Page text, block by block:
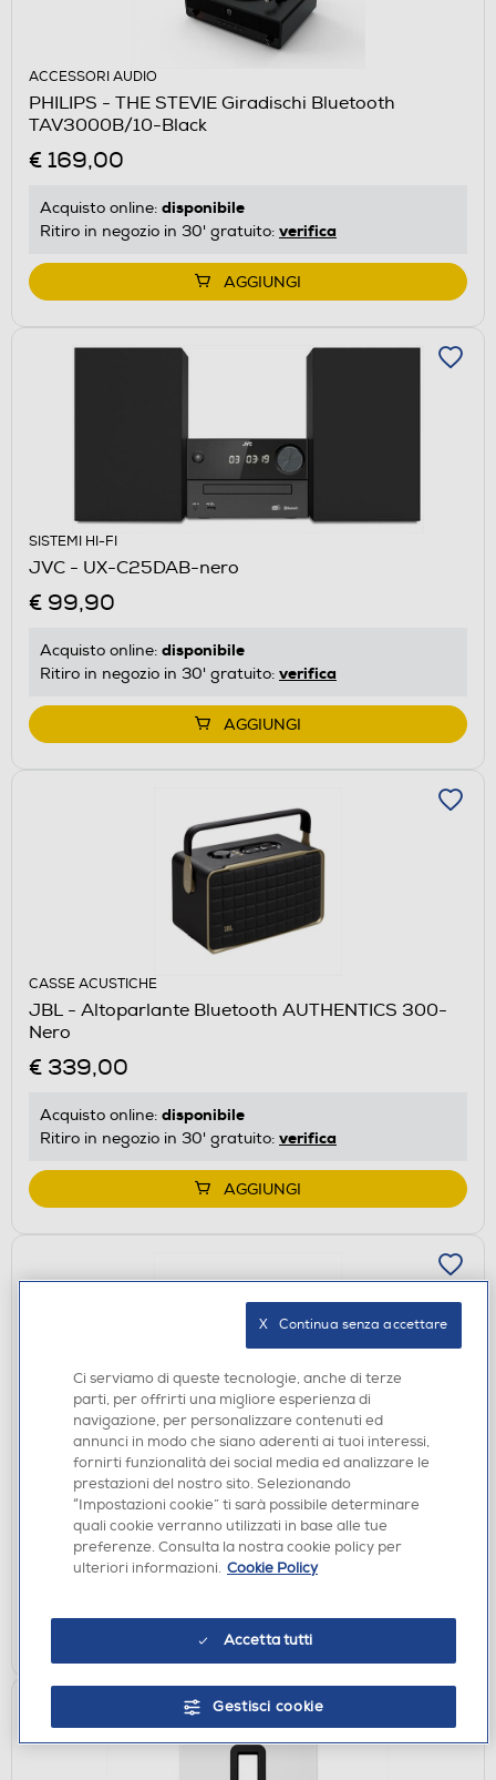
ACCESSORI AUDIO
PHILIPS - THE STEVIE Giradischi Bluetooth
TAV3000B/10-Black
€ 169,00
Acquisto online: disponibile
Ritiro in negozio in 30' gratuito: verifica
AGGIUNGI
SISTEMI HI-FI
JVC - UX-C25DAB-nero
€ 99,90
Acquisto online: disponibile
Ritiro in negozio in 30' gratuito: verifica
AGGIUNGI
CASSE ACUSTICHE
JBL - Altoparlante Bluetooth AUTHENTICS 300-
Nero
€ 339,00
Acquisto online: disponibile
Ritiro in negozio in 30' gratuito: verifica
AGGIUNGI
SOUNDBAR E HOME THEATRE
JBL - Home theatre CINEMA SB550-Nero
€ 202,00
Acquisto online:disponibile
Ritiro in negozio in 30' gratuito:verifica
AGGIUNGI
Ci serviamo di queste tecnologie, anche di terze
parti, per offrirti una migliore esperienza di
navigazione, per personalizzare contenuti ed
annunci in modo che siano aderenti ai tuoi interessi,
fornirti funzionalità dei social media ed analizzare le
prestazioni del nostro sito. Selezionando
“Impostazioni cookie” ti sarà possibile determinare
quali cookie verranno utilizzati in base alle tue
preferenze. Consulta la nostra cookie policy per
ulteriori informazioni. Cookie Policy
Accetta tutti
Gestisci cookie
X   Continua senza accettare